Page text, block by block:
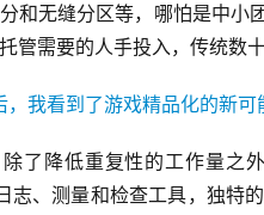
和无缝分区等，哪怕是中小
管需要的人手投入，传统数
了降低重复性的工作量之
志、测量和检查工具，独特